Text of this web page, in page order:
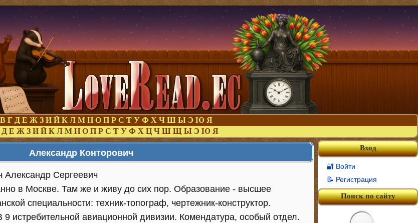
В Г Д Е Ж З И Й К Л М Н О П Р С Т У Ф Х Ч Ш Ы Э Ю Я
Д Е Ж З И Й К Л М Н О П Р С Т У Ф Х Ц Ч Ш Щ Ы Э Ю Я
Александр Конторович
Александр Сергеевич
в Москве. Там же и живу до сих пор. Образование - высшее
специальности: техник-топограф, чертежник-конструктор.
истребительной авиационной дивизии. Комендатура, особый отдел.
Вход
🔐 Войти
📝 Регистрация
Поиск по сайту